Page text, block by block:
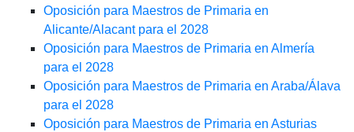
Oposición para Maestros de Primaria en
Alicante/Alacant para el 2028
Oposición para Maestros de Primaria en Almería
para el 2028
Oposición para Maestros de Primaria en Araba/Álava
para el 2028
Oposición para Maestros de Primaria en Asturias